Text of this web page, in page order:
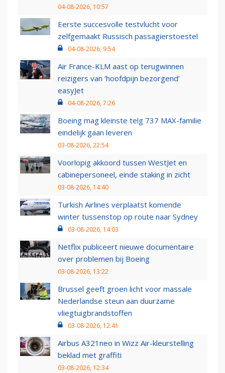
04-08-2026, 10:57
Eerste succesvolle testvlucht voor
zelfgemaakt Russisch passagierstoestel
04-08-2026, 9:54
Air France-KLM aast op terugwinnen
reizigers van ‘hoofdpijn bezorgend’
easyJet
04-08-2026, 7:26
Boeing mag kleinste telg 737 MAX-familie
eindelijk gaan leveren
03-08-2026, 22:54
Voorlopig akkoord tussen WestJet en
cabinepersoneel, einde staking in zicht
03-08-2026, 14:40
Turkish Airlines verplaatst komende
winter tussenstop op route naar Sydney
03-08-2026, 14:03
Netflix publiceert nieuwe documentaire
over problemen bij Boeing
03-08-2026, 13:22
Brussel geeft groen licht voor massale
Nederlandse steun aan duurzame
vliegtuigbrandstoffen
03-08-2026, 12:41
Airbus A321neo in Wizz Air-kleurstelling
beklad met graffiti
03-08-2026, 12:34